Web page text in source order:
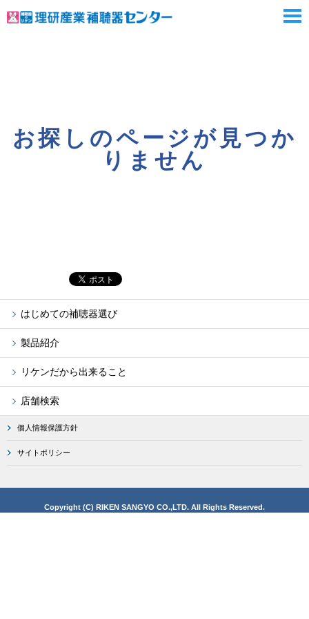
お探しのページが見つか
りません
はじめての補聴器選び
製品紹介
リケンだから出来ること
店舗検索
個人情報保護方針
サイトポリシー
Copyright (C) RIKEN SANGYO CO.,LTD. All Rights Reserved.